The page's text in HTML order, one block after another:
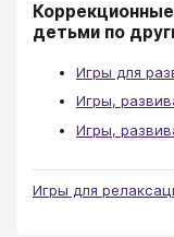
детьми по
Игры для
Игры,
Игры,
Игры для